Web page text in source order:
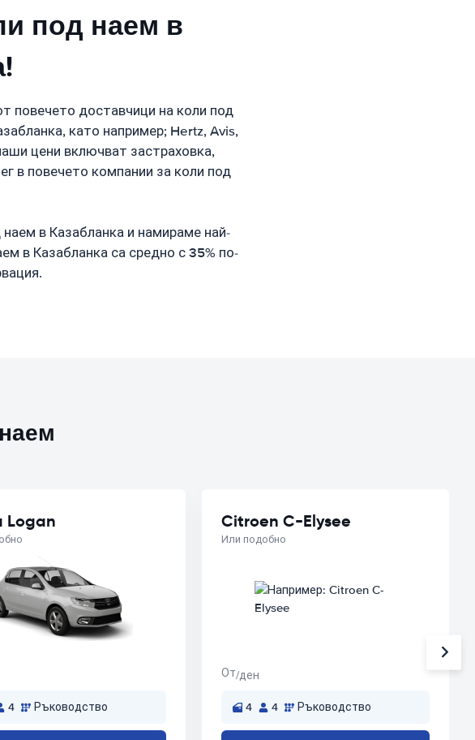
под наем в
повечето доставчици на коли под
като например; Hertz, Avis,
цени включват застраховка,
в повечето компании за коли под
в Казабланка и намираме най-
в Казабланка са средно с 35% по-
Logan
4 Ръководство
Citroen C-Elysee
Или подобно
От/ден
4 4 Ръководство